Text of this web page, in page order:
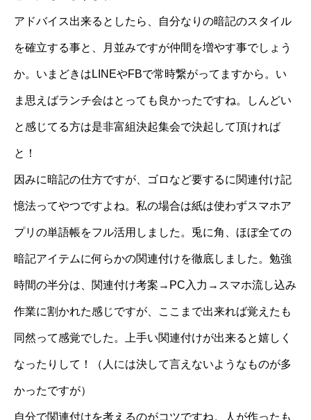
アドバイス出来るとしたら、自分なりの暗記のスタイル
を確立する事と、月並みですが仲間を増やす事でしょう
か。いまどきはLINEやFBで常時繋がってますから。い
ま思えばランチ会はとっても良かったですね。しんどい
と感じてる方は是非富組決起集会で決起して頂ければ
と！
因みに暗記の仕方ですが、ゴロなど要するに関連付け記
憶法ってやつですよね。私の場合は紙は使わずスマホア
プリの単語帳をフル活用しました。兎に角、ほぼ全ての
暗記アイテムに何らかの関連付けを徹底しました。勉強
時間の半分は、関連付け考案→PC入力→スマホ流し込み
作業に割かれた感じですが、ここまで出来れば覚えたも
同然って感覚でした。上手い関連付けが出来ると嬉しく
なったりして！（人には決して言えないようなものが多
かったですが）
自分で関連付けを考えるのがコツですね。人が作ったも